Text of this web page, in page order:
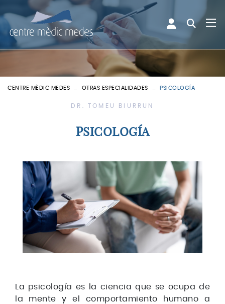
CENTRE MÈDIC MEDES OTRAS ESPECIALIDADES PSICOLOGÍA
DR. TOMEU BIURRUN
PSICOLOGÍA
La psicología es la ciencia que se ocupa de
la mente y el comportamiento humano a